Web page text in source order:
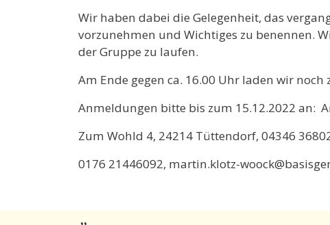
Wir haben dabei die Gelegenheit, das
vorzunehmen und Wichtiges zu benennen.
der Gruppe zu laufen.
Am Ende gegen ca. 16.00 Uhr laden wir
Anmeldungen bitte bis zum 15.12.2022 an:
Zum Wohld 4, 24214 Tüttendorf, 04346
0176 21446092, martin.klotz-